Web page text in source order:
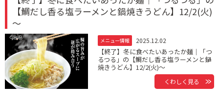
【鯛だし香る塩ラーメンと鍋焼きうどん】12/2(火)
～
メニュー情報 2025.12.02
【終了】冬に食べたいあったか麺｜「つ
るつる」の【鯛だし香る塩ラーメンと鍋
焼きうどん】12/2(火)～
くわしく見る